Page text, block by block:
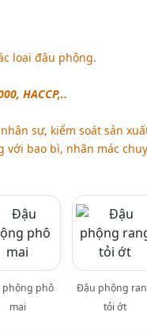
loại đậu phộng.
HACCP,..
sự, kiểm soát sản
với bao bì, nhãn mác
phộng phô
mai
Đậu phộng
tỏi ớt